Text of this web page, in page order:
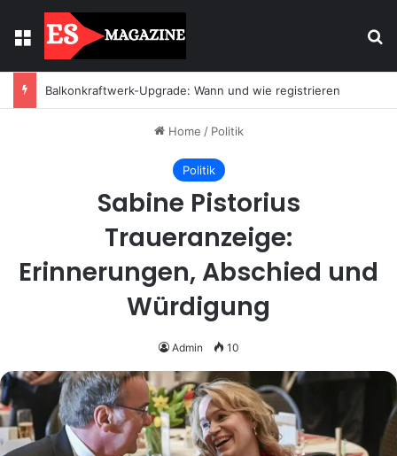
Menu
Balkonkraftwerk-Upgrade: Wann und wie registrieren
Home / Politik
Politik
Sabine Pistorius
Traueranzeige:
Erinnerungen, Abschied und
Würdigung
Admin 10